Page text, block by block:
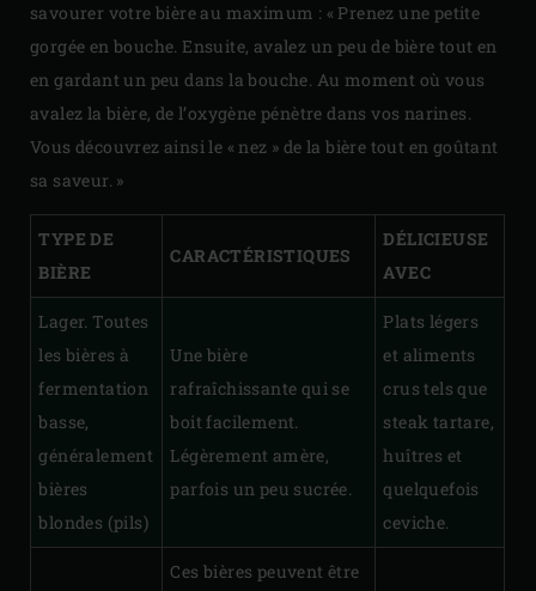
savourer votre bière au maximum : « Prenez une petite
gorgée en bouche. Ensuite, avalez un peu de bière tout en
en gardant un peu dans la bouche. Au moment où vous
avalez la bière, de l’oxygène pénètre dans vos narines.
Vous découvrez ainsi le « nez » de la bière tout en goûtant
sa saveur. »
TYPE DE
BIÈRE
CARACTÉRISTIQUES
DÉLICIEUSE
AVEC
Lager. Toutes
les bières à
fermentation
basse,
généralement
bières
blondes (pils)
Une bière
rafraîchissante qui se
boit facilement.
Légèrement amère,
parfois un peu sucrée.
Plats légers
et aliments
crus tels que
steak tartare,
huîtres et
quelquefois
ceviche.
Ces bières peuvent être